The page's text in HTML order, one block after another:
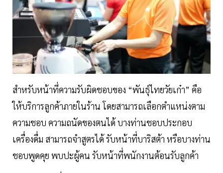
สำหรับหน้าที่ความรับผิดชอบของ “พันธุ์ไทยวัยเก๋า” คือ
ให้บริการลูกค้าภายในร้าน โดยสามารถเลือกตำแหน่งตาม
ความชอบ ความถนัดของตนได้ บางท่านชอบประกอบ
เครื่องดื่ม สามารถจำสูตรได้ รับหน้าที่บาริสต้า หรือบางท่าน
ชอบพูดคุย พบปะผู้คน รับหน้าที่พนักงานต้อนรับลูกค้า